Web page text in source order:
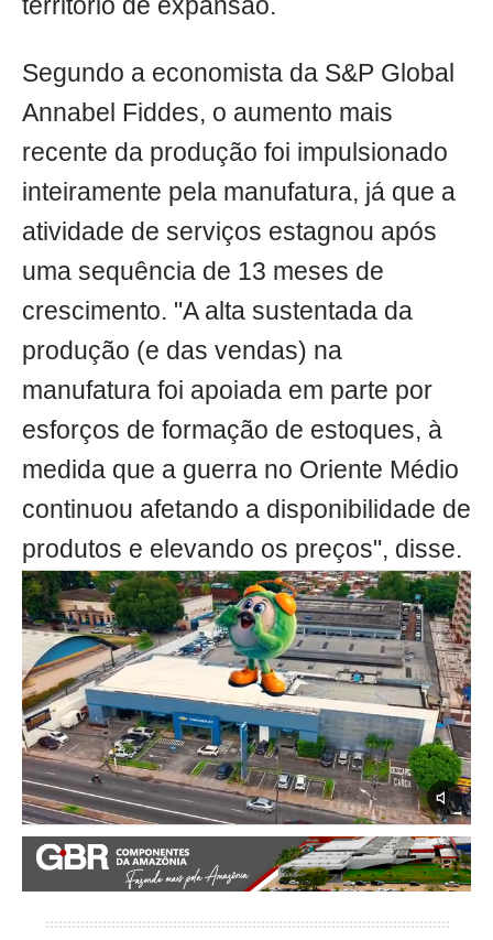
território de expansão.
Segundo a economista da S&P Global
Annabel Fiddes, o aumento mais
recente da produção foi impulsionado
inteiramente pela manufatura, já que a
atividade de serviços estagnou após
uma sequência de 13 meses de
crescimento. "A alta sustentada da
produção (e das vendas) na
manufatura foi apoiada em parte por
esforços de formação de estoques, à
medida que a guerra no Oriente Médio
continuou afetando a disponibilidade de
produtos e elevando os preços", disse.